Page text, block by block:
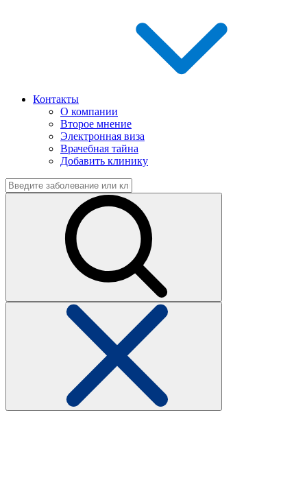
Контакты
О компании
Второе мнение
Электронная виза
Врачебная тайна
Добавить клинику